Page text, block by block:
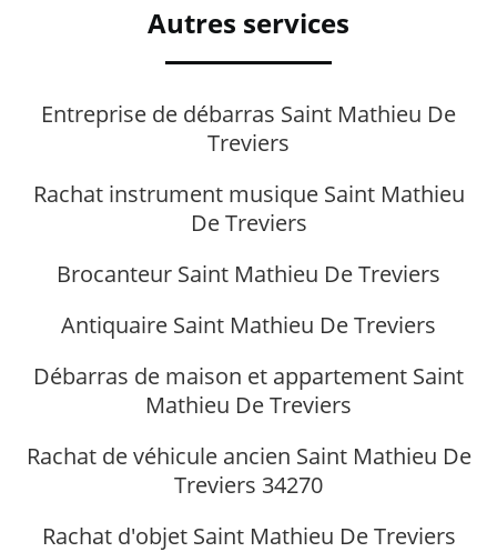
Autres services
Entreprise de débarras Saint Mathieu De
Treviers
Rachat instrument musique Saint Mathieu
De Treviers
Brocanteur Saint Mathieu De Treviers
Antiquaire Saint Mathieu De Treviers
Débarras de maison et appartement Saint
Mathieu De Treviers
Rachat de véhicule ancien Saint Mathieu De
Treviers 34270
Rachat d'objet Saint Mathieu De Treviers